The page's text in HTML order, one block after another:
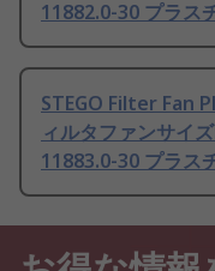
11882.0-30 プラス
STEGO Filter Fan
ィルタファンサイ
11883.0-30 プラス